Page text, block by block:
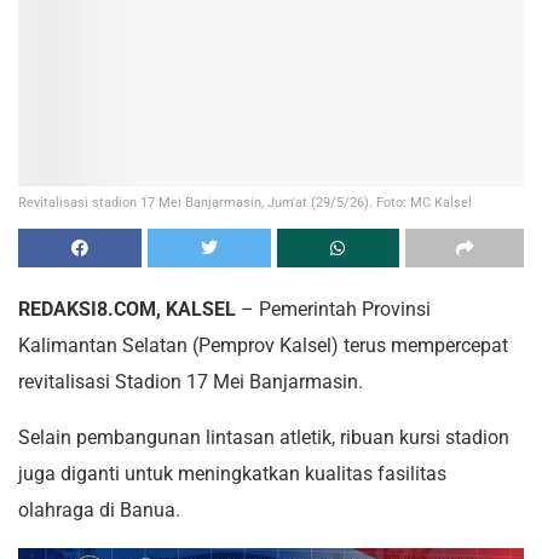
Revitalisasi stadion 17 Mei Banjarmasin, Jum'at (29/5/26). Foto: MC Kalsel
REDAKSI8.COM, KALSEL – Pemerintah Provinsi
Kalimantan Selatan (Pemprov Kalsel) terus mempercepat
revitalisasi Stadion 17 Mei Banjarmasin.
Selain pembangunan lintasan atletik, ribuan kursi stadion
juga diganti untuk meningkatkan kualitas fasilitas
olahraga di Banua.